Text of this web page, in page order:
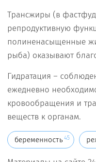
Трансжиры (в
репродуктивную
полиненасыщенные
рыба) оказывают
Гидратация –
ежедневно
кровообращения и
веществ к органам.
беременность 45